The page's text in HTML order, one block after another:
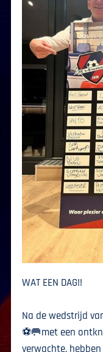
WAT EEN DAG!!
Na de wedstrijd
⚽️🥅met een
verwachte,